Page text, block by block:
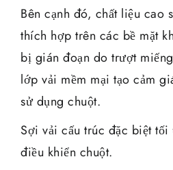
Bên cạnh đó, chất liệu cao
thích hợp trên các bề mặt
bị gián đoạn do trượt
lớp vải mềm mại tạo cảm
sử dụng chuột.
Sợi vải cấu trúc đặc biệt tối
điều khiển chuột.